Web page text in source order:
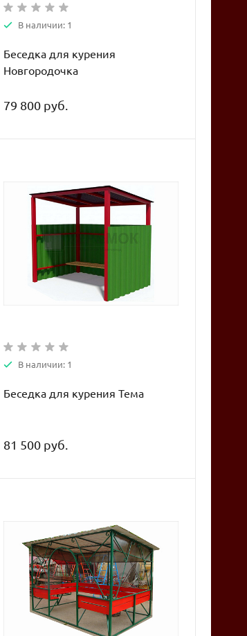
В наличии: 1
Беседка для курения
Новгородочка
79 800 руб.
В наличии: 1
Беседка для курения Тема
81 500 руб.